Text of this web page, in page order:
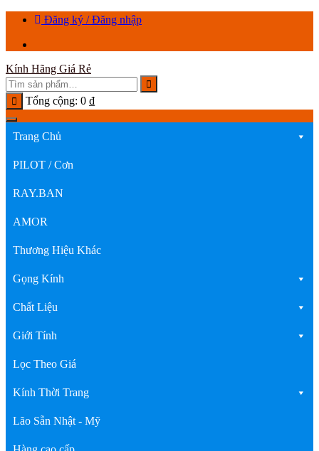
Chuyển
dung
Đăng ký / Đăng nhập
Kính Hãng Giá Rẻ
Tổng cộng: 0 ₫
Trang Chủ
PILOT / Cơn
RAY.BAN
AMOR
Thương Hiệu Khác
Gọng Kính
Chất Liệu
Giới Tính
Lọc Theo Giá
Kính Thời Trang
Lão Sẵn Nhật - Mỹ